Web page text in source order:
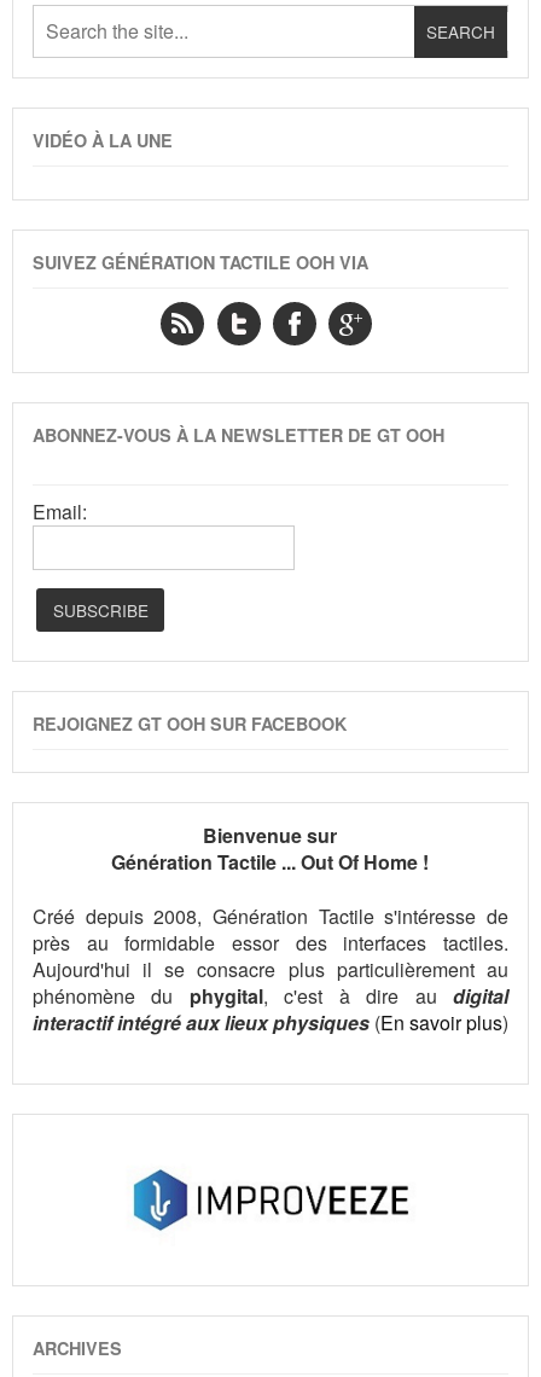
VIDÉO À LA UNE
SUIVEZ GÉNÉRATION TACTILE OOH VIA
ABONNEZ-VOUS À LA NEWSLETTER DE GT OOH
Email:
REJOIGNEZ GT OOH SUR FACEBOOK
Bienvenue sur
Génération Tactile ... Out Of Home !
Créé depuis 2008, Génération Tactile s'intéresse de
près au formidable essor des interfaces tactiles.
Aujourd'hui il se consacre plus particulièrement au
phénomène du phygital, c'est à dire audigital
interactif intégré aux lieux physiques (En savoir plus)
ARCHIVES